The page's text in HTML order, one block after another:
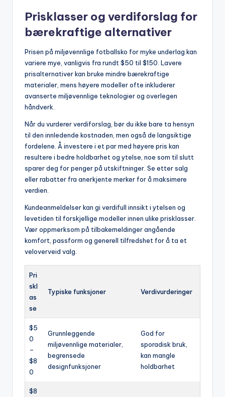
Prisklasser og verdiforslag for
bærekraftige alternativer
Prisen på miljøvennlige fotballsko for myke underlag kan
variere mye, vanligvis fra rundt $50 til $150. Lavere
prisalternativer kan bruke mindre bærekraftige
materialer, mens høyere modeller ofte inkluderer
avanserte miljøvennlige teknologier og overlegen
håndverk.
Når du vurderer verdiforslag, bør du ikke bare ta hensyn
til den innledende kostnaden, men også de langsiktige
fordelene. Å investere i et par med høyere pris kan
resultere i bedre holdbarhet og ytelse, noe som til slutt
sparer deg for penger på utskiftninger. Se etter salg
eller rabatter fra anerkjente merker for å maksimere
verdien.
Kundeanmeldelser kan gi verdifull innsikt i ytelsen og
levetiden til forskjellige modeller innen ulike prisklasser.
Vær oppmerksom på tilbakemeldinger angående
komfort, passform og generell tilfredshet for å ta et
veloverveid valg.
Pri
skl
as
se
Typiske funksjoner Verdivurderinger
$5
0
–
$8
0
Grunnleggende
miljøvennlige materialer,
begrensede
designfunksjoner
God for
sporadisk bruk,
kan mangle
holdbarhet
$8